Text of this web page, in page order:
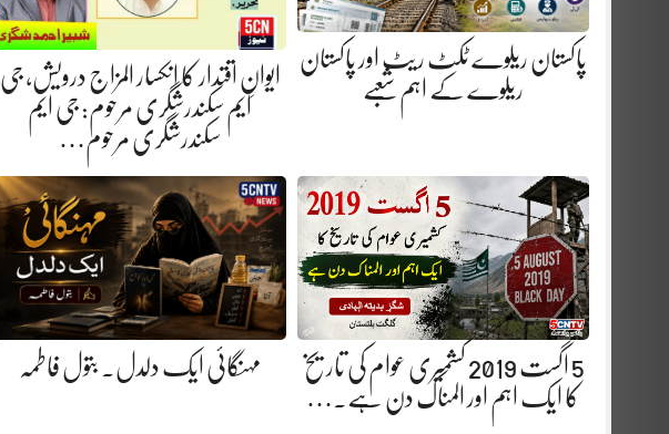
پاکستان ریلوے ٹکٹ ریٹ اور پاکستان
ریلوے کے اہم شعبے
ایوانِ اقتدار کا انکسار المزاج درویش، جی
ایم سکندرشگری مرحوم: جی ایم
سکندرشگری مرحوم…
5 اگست 2019 کشمیری عوام کی تاریخ
کا ایک اہم اور المناک دن ہے.…
مہنگائی ایک دلدل. بتول فاطمہ